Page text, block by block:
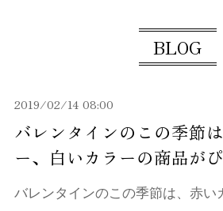
BLOG
バレンタインのこの季節
ー、白いカラーの商品が
2019/02/14 08:00
バレンタインのこの季節は、赤い